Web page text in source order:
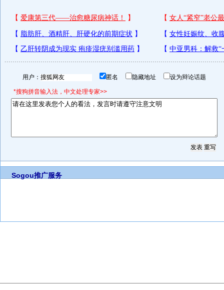
用户： 匿名 隐藏地址 设为辩论话题
*搜狗拼音输入法，中文处理专家>>
Sogou推广服务